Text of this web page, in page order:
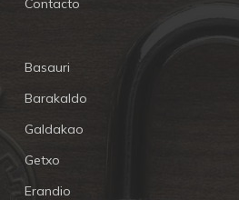
Contacto
Basauri
Barakaldo
Galdakao
Getxo
Erandio